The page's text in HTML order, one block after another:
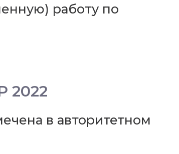
работу по
2022
в авторитетном